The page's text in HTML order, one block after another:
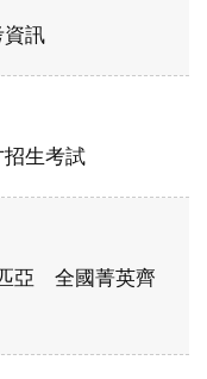
資訊
招生考試
亞 全國菁英齊